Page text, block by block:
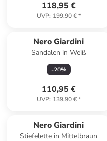
118,95 €
UVP: 199,90 €*
Nero Giardini
Sandalen in Weiß
-20%
110,95 €
UVP: 139,90 €*
Nero Giardini
Stiefelette in Mittelbraun